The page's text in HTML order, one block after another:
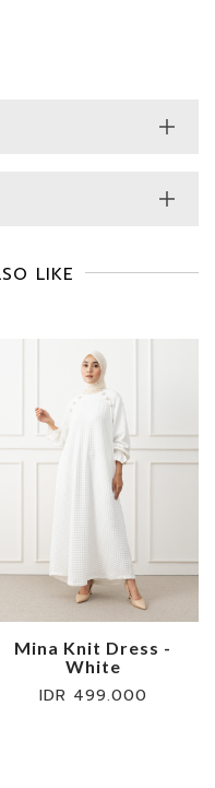
LIKE
Mina Knit Dress -
White
IDR 499.000